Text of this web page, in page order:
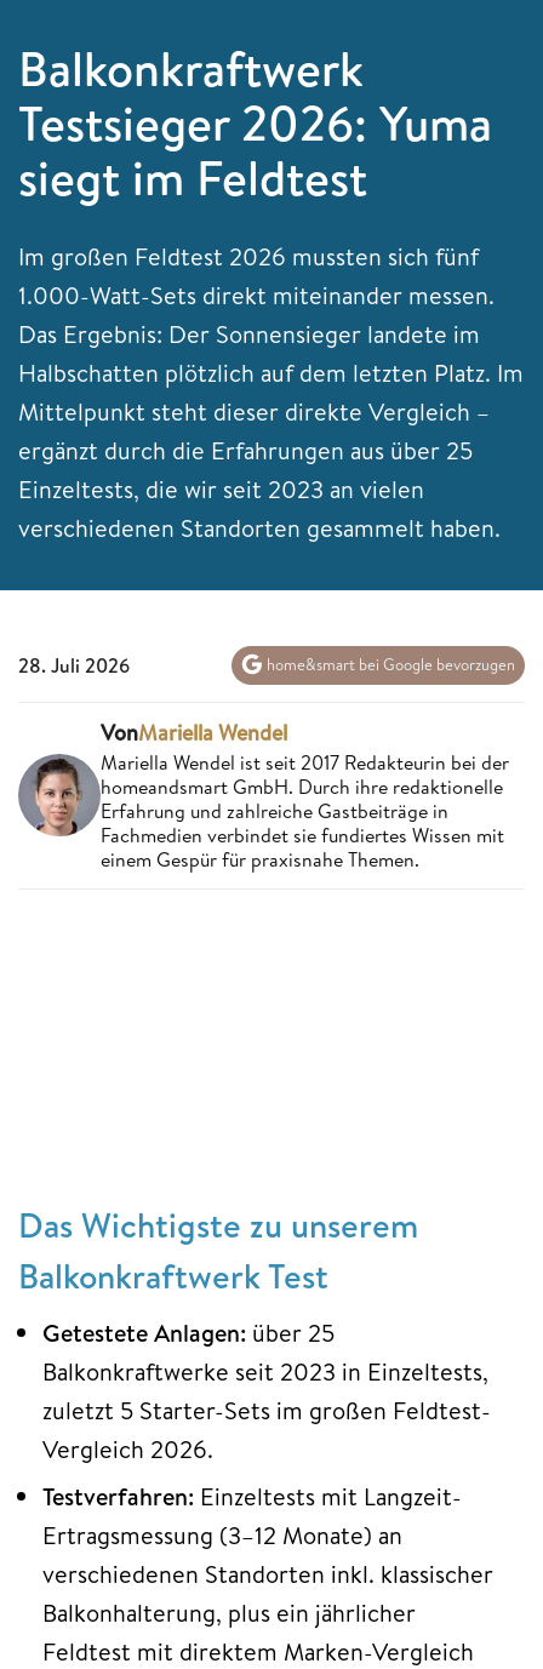
Balkonkraftwerk
Testsieger 2026: Yuma
siegt im Feldtest
Im großen Feldtest 2026 mussten sich fünf
1.000-Watt-Sets direkt miteinander messen.
Das Ergebnis: Der Sonnensieger landete im
Halbschatten plötzlich auf dem letzten Platz. Im
Mittelpunkt steht dieser direkte Vergleich –
ergänzt durch die Erfahrungen aus über 25
Einzeltests, die wir seit 2023 an vielen
verschiedenen Standorten gesammelt haben.
28. Juli 2026 home&smart bei Google bevorzugen
VonMariella Wendel
Mariella Wendel ist seit 2017 Redakteurin bei der
homeandsmart GmbH. Durch ihre redaktionelle
Erfahrung und zahlreiche Gastbeiträge in
Fachmedien verbindet sie fundiertes Wissen mit
einem Gespür für praxisnahe Themen.
Das Wichtigste zu unserem
Balkonkraftwerk Test
Getestete Anlagen: über 25
Balkonkraftwerke seit 2023 in Einzeltests,
zuletzt 5 Starter-Sets im großen Feldtest-
Vergleich 2026.
Testverfahren: Einzeltests mit Langzeit-
Ertragsmessung (3–12 Monate) an
verschiedenen Standorten inkl. klassischer
Balkonhalterung, plus ein jährlicher
Feldtest mit direktem Marken-Vergleich